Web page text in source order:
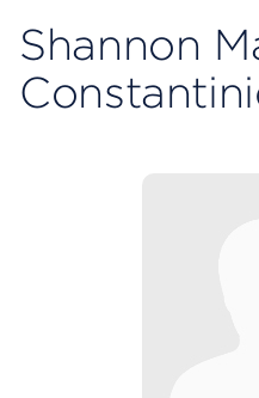
Shannon